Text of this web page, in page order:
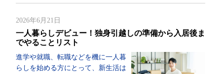
2026年6月21日
一人暮らしデビュー！独身引越しの準備から入居後ま
でやることリスト
進学や就職、転職などを機に一人暮
らしを始める方にとって、新生活は